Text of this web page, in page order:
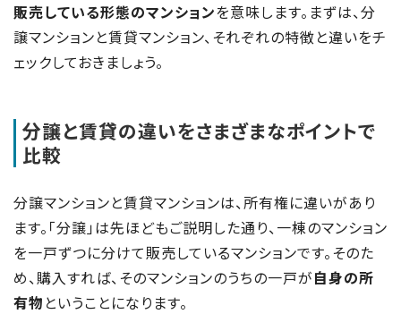
販売している形態のマンションを意味します。まずは、分
譲マンションと賃貸マンション、それぞれの特徴と違いをチ
ェックしておきましょう。
分譲と賃貸の違いをさまざまなポイントで
比較
分譲マンションと賃貸マンションは、所有権に違いがあり
ます。「分譲」は先ほどもご説明した通り、一棟のマンション
を一戸ずつに分けて販売しているマンションです。そのた
め、購入すれば、そのマンションのうちの一戸が自身の所
有物 ということになります。